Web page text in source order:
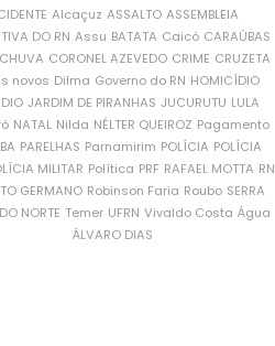
Alcaçuz ASSALTO ASSEMBLEIA
DO RN Assu BATATA Caicó CARAÚBAS
CORONEL AZEVEDO CRIME CRUZETA
novos Dilma Governo do RN HOMICÍDIO
JARDIM DE PIRANHAS JUCURUTU LULA
NATAL Nilda NÉLTER QUEIROZ Pagamento
PARELHAS Parnamirim POLÍCIA POLÍCIA
MILITAR Política PRF RAFAEL MOTTA RN
GERMANO Robinson Faria Roubo SERRA
NORTE Temer UFRN Vivaldo Costa Água
ÁLVARO DIAS